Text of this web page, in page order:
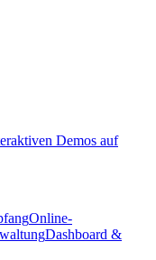
Demos auf
Online-
Dashboard &